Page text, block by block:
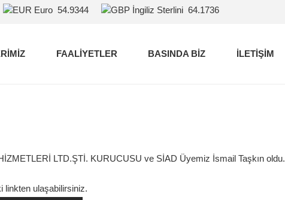
Euro 54.9344 İngiliz Sterlini 64.1736
FAALİYETLER BASINDA BİZ İLETİŞİM
LTD.ŞTİ. KURUCUSU ve SİAD Üyemiz İsmail Taşkın oldu.
linkten ulaşabilirsiniz.